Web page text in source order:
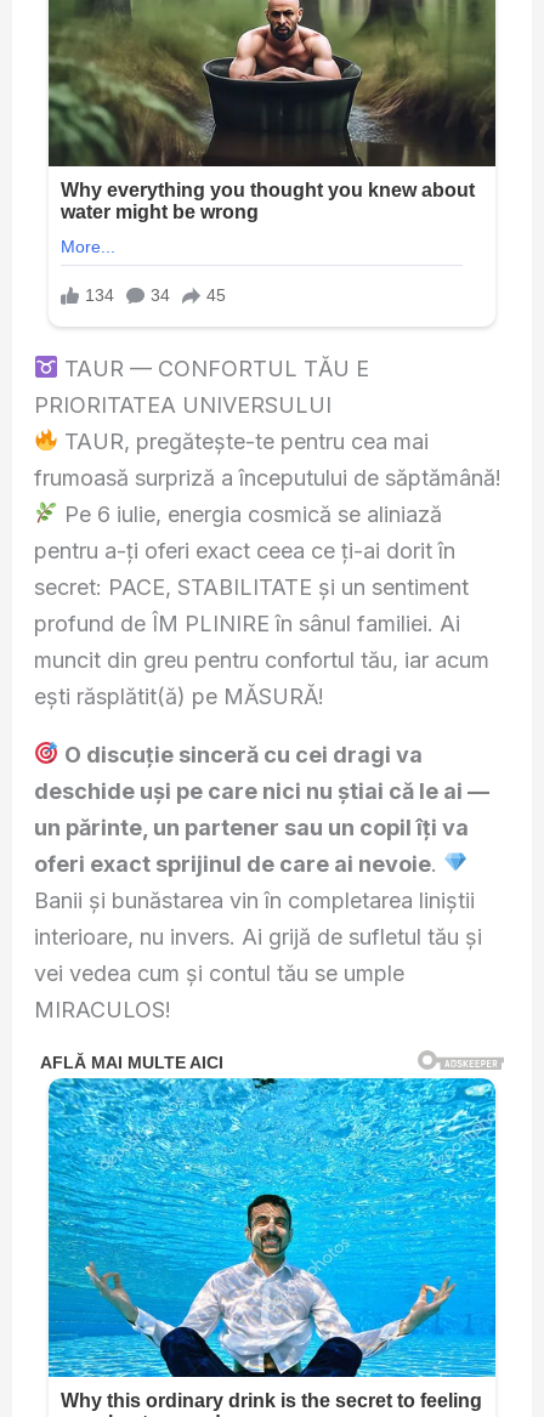
TAUR — CONFORTUL TĂU E
PRIORITATEA UNIVERSULUI
TAUR, pregătește-te pentru cea mai
frumoasă surpriză a începutului de săptămână!
Pe 6 iulie, energia cosmică se aliniază
pentru a-ți oferi exact ceea ce ți-ai dorit în
secret: PACE, STABILITATE și un sentiment
profund de ÎM PLINIRE în sânul familiei. Ai
muncit din greu pentru confortul tău, iar acum
ești răsplătit(ă) pe MĂSURĂ!
O discuție sinceră cu cei dragi va
deschide uși pe care nici nu știai că le ai —
un părinte, un partener sau un copil îți va
oferi exact sprijinul de care ai nevoie.
Banii și bunăstarea vin în completarea liniștii
interioare, nu invers. Ai grijă de sufletul tău și
vei vedea cum și contul tău se umple
MIRACULOS!